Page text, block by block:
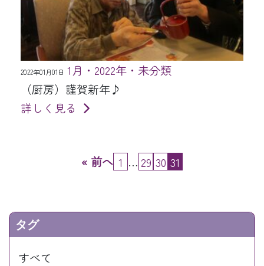
2022年01月01日 1月・2022年・未分類
（厨房）謹賀新年♪
詳しく見る
« 前へ 1 … 29 30 31
タグ
すべて